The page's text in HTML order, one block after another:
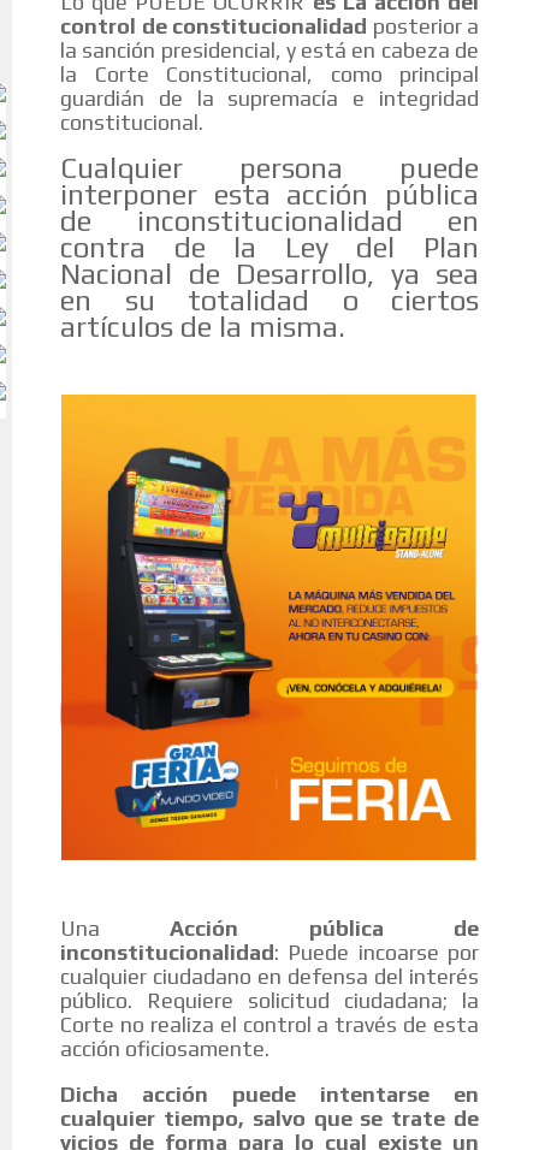
control de constitucionalidad posterior a
la sanción presidencial, y está en cabeza de
la Corte Constitucional, como principal
guardián de la supremacía e integridad
constitucional.
Cualquier persona puede
interponer esta acción pública
de inconstitucionalidad en
contra de la Ley del Plan
Nacional de Desarrollo, ya sea
en su totalidad o ciertos
artículos de la misma.
UnaAcción pública de
inconstitucionalidad: Puede incoarse por
cualquier ciudadano en defensa del interés
público. Requiere solicitud ciudadana; la
Corte no realiza el control a través de esta
acción oficiosamente.
Dicha acción puede intentarse en
cualquier tiempo, salvo que se trate de
vicios de forma para lo cual existe un